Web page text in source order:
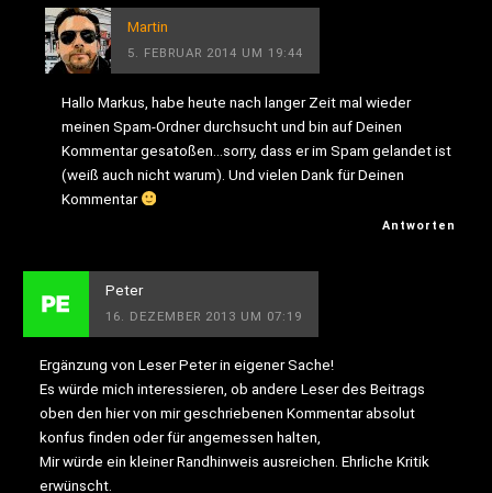
Martin
5. FEBRUAR 2014 UM 19:44
Hallo Markus, habe heute nach langer Zeit mal wieder
meinen Spam-Ordner durchsucht und bin auf Deinen
Kommentar gesatoßen…sorry, dass er im Spam gelandet ist
(weiß auch nicht warum). Und vielen Dank für Deinen
Kommentar
Antworten
Peter
16. DEZEMBER 2013 UM 07:19
Ergänzung von Leser Peter in eigener Sache!
Es würde mich interessieren, ob andere Leser des Beitrags
oben den hier von mir geschriebenen Kommentar absolut
konfus finden oder für angemessen halten,
Mir würde ein kleiner Randhinweis ausreichen. Ehrliche Kritik
erwünscht.